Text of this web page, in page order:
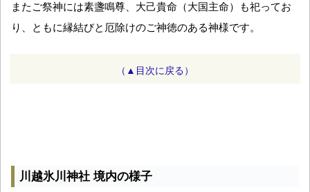
またご祭神には素盞鳴尊、大己貴命（大国主命）も祀ってお
り、ともに縁結びと厄除けのご神徳のある神様です。
（▲目次に戻る）
川越氷川神社 境内の様子